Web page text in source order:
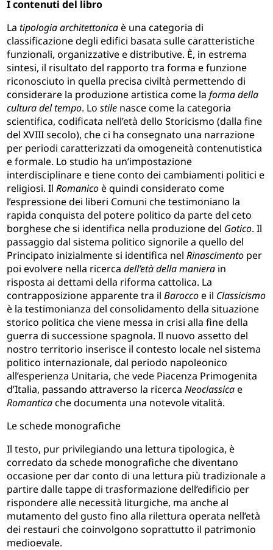
I contenuti del libro
Latipologia architettonicaè una categoria di
classificazione degli edifici basata sulle caratteristiche
funzionali, organizzative e distributive. È, in estrema
sintesi, il risultato del rapporto tra forma e funzione
riconosciuto in quella precisa civiltà permettendo di
considerare la produzione artistica come laforma della
cultura del tempo. Lostile nasce come la categoria
scientifica, codificata nell’età dello Storicismo (dalla fine
del XVIII secolo), che ci ha consegnato una narrazione
per periodi caratterizzati da omogeneità contenutistica
e formale. Lo studio ha un’impostazione
interdisciplinare e tiene conto dei cambiamenti politici e
religiosi.IlRomanicoè quindi considerato come
l’espressione dei liberi Comuni che testimoniano la
rapida conquista del potere politico da parte del ceto
borghese che si identifica nella produzione del Gotico. Il
passaggio dal sistema politico signorile a quello del
Principato inizialmente si identifica nelRinascimento per
poi evolvere nella ricercadell’età della maniera in
risposta ai dettami della riforma cattolica. La
contrapposizione apparente tra ilBaroccoe il Classicismo
è la testimonianza del consolidamento della situazione
storico politica che viene messa in crisi alla fine della
guerra di successione spagnola. Il nuovo assetto del
nostro territorio inserisce il contesto locale nel sistema
politico internazionale, dal periodo napoleonico
all’esperienza Unitaria, che vede Piacenza Primogenita
d’Italia, passando attraverso la ricercaNeoclassicae
Romanticache documenta una notevole vitalità.
Le schede monografiche
Il testo, pur privilegiando una lettura tipologica, è
corredato da schede monografiche che diventano
occasione per dar conto di una lettura più tradizionale a
partire dalle tappe di trasformazione dell’edificio per
rispondere alle necessità liturgiche, ma anche al
mutamento del gusto fino alla rilettura operata nell’età
dei restauriche coinvolgono soprattutto il patrimonio
medioevale.